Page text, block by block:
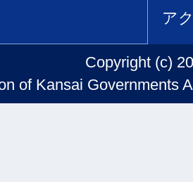
ア
Copyright (c)
of Kansai Governments